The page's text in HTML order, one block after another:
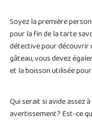
Soyez la première
pour la fin de la tarte
détective pour découvrir
gâteau, vous devez
et la boisson utilisée
Qui serait si avide assez
avertissement? Est-ce